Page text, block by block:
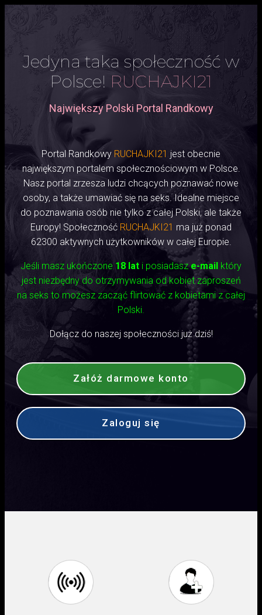
Jedyna taka społeczność w
Polsce! RUCHAJKI21
Największy Polski Portal Randkowy
Portal Randkowy RUCHAJKI21 jest obecnie
największym portalem społecznościowym w Polsce.
Nasz portal zrzesza ludzi chcących poznawać nowe
osoby, a także umawiać się na seks. Idealne miejsce
do poznawania osób nie tylko z całej Polski, ale także
Europy! Społeczność RUCHAJKI21 ma już ponad
62300 aktywnych użytkowników w całej Europie.
Jeśli masz ukończone 18 lat i posiadasze-mail który
jest niezbędny do otrzymywania od kobiet zaproszeń
na seks to możesz zacząć flirtować z kobietami z całej
Polski.
Dołącz do naszej społeczności już dziś!
Załóż darmowe konto
Zaloguj się